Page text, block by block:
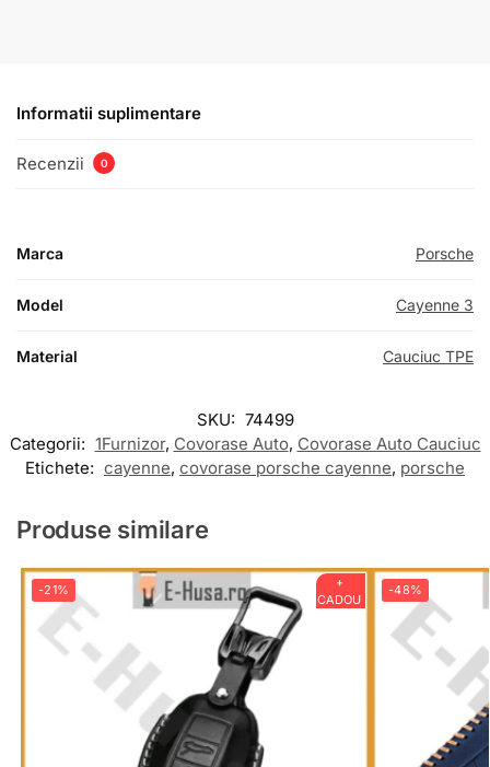
Informatii suplimentare
Recenzii 0
Marca Porsche
Model Cayenne 3
Material Cauciuc TPE
SKU: 74499
Categorii: 1Furnizor, Covorase Auto, Covorase Auto Cauciuc
Etichete: cayenne, covorase porsche cayenne, porsche
Produse similare
+
CADOU
-21% -48%